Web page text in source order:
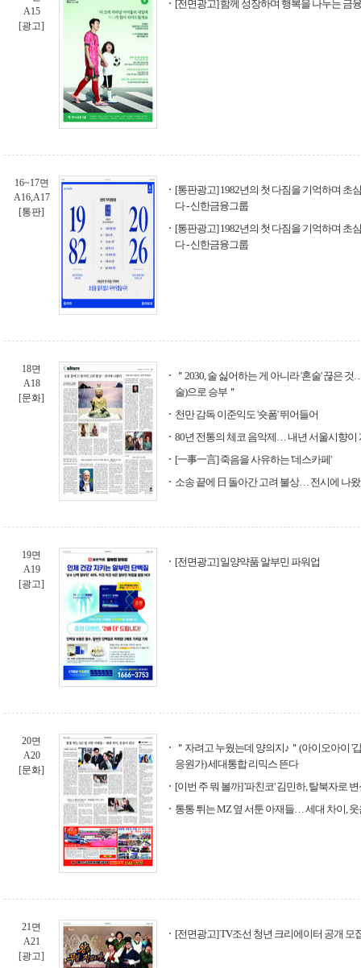
A15
[광고]
[전면광고] 함께 성장하며 행복을 나누는 금
16~17면
A16,A17
[통판]
[통판광고] 1982년의 첫 다짐을 기억하며 초
다 - 신한금융그룹
[통판광고] 1982년의 첫 다짐을 기억하며 초
다 - 신한금융그룹
18면
A18
[문화]
＂2030, 술 싫어하는 게 아니라 '혼술' 끊은
술)으로 승부＂
천만 감독 이준익도 '숏폼' 뛰어들어
80년 전통의 체코 음악제… 내년 서울시향이
[一事一言] 죽음을 사유하는 '데스카페'
소송 끝에 日 돌아간 고려 불상… 전시에 나
19면
A19
[광고]
[전면광고] 일양약품 알부민 파워업
20면
A20
[문화]
＂자려고 누웠는데 양의지♪＂(아이오아이 '
응원가) 세대통합 리믹스 뜬다
[이번 주 뭐 볼까] '파친코' 김민하, 탈북자로 변
통통 튀는 MZ 옆 서툰 아재들… 세대 차이,
21면
A21
[광고]
[전면광고] TV조선 청년 크리에이터 공개 모